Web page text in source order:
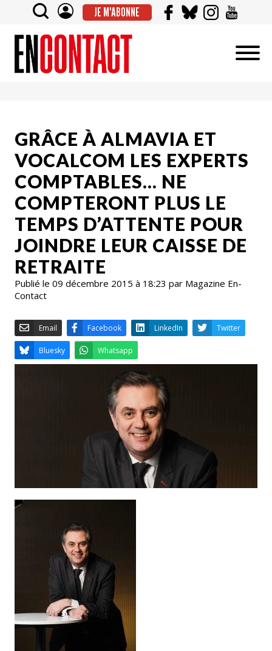
JE M'ABONNE
GRÂCE À ALMAVIA ET
VOCALCOM LES EXPERTS
COMPTABLES… NE
COMPTERONT PLUS LE
TEMPS D’ATTENTE POUR
JOINDRE LEUR CAISSE DE
RETRAITE
Publié le 09 décembre 2015 à 18:23 par Magazine En-
Contact
Facebook
Whatsapp